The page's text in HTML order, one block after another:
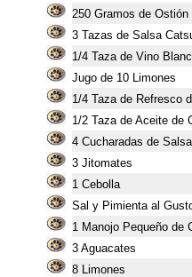
250 Gramos de Ostión
3 Tazas de Salsa
1/4 Taza de Vino
Jugo de 10 Limones
1/4 Taza de Refresco
1/2 Taza de Aceite de
4 Cucharadas de
3 Jitomates
1 Cebolla
Sal y Pimienta al
1 Manojo Pequeño de
3 Aguacates
8 Limones